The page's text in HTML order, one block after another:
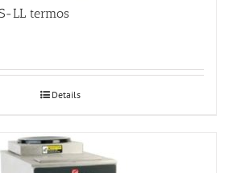
LL termos
Details